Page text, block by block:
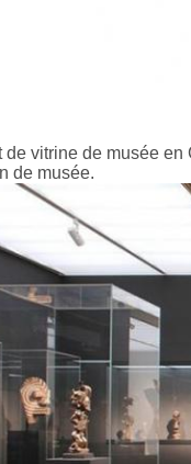
vitrine de musée
de musée.